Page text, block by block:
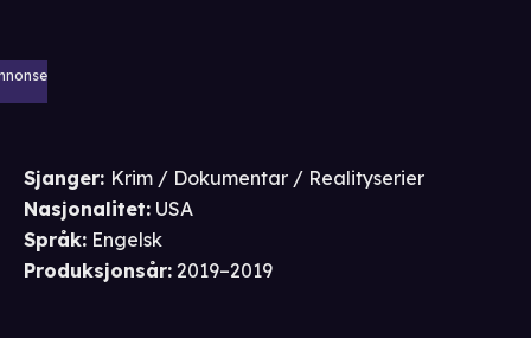
Sjanger: Krim / Dokumentar / Realityserier
Nasjonalitet: USA
Språk: Engelsk
Produksjonsår: 2019–2019